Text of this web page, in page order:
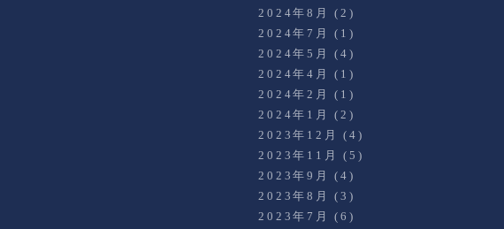
2024年8月
(2)
2024年7月
(1)
2024年5月
(4)
2024年4月
(1)
2024年2月
(1)
2024年1月
(2)
2023年12月
(4)
2023年11月
(5)
2023年9月
(4)
2023年8月
(3)
2023年7月
(6)